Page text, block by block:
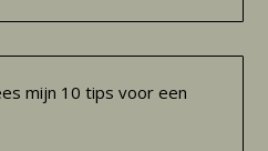
mijn 10 tips voor een